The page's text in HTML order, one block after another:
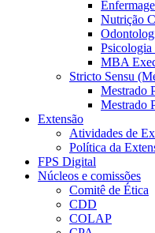
Nutrição
MBA
Stricto Sensu
Mestrado
Mestrado
Extensão
Atividades de
Política da
FPS Digital
Núcleos e comissões
Comitê de Ética
CDD
COLAP